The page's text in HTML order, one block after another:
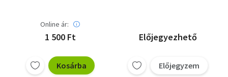
Online ár:
1 500 Ft
Kosárba
Előjegyezhető
Előjegyzem